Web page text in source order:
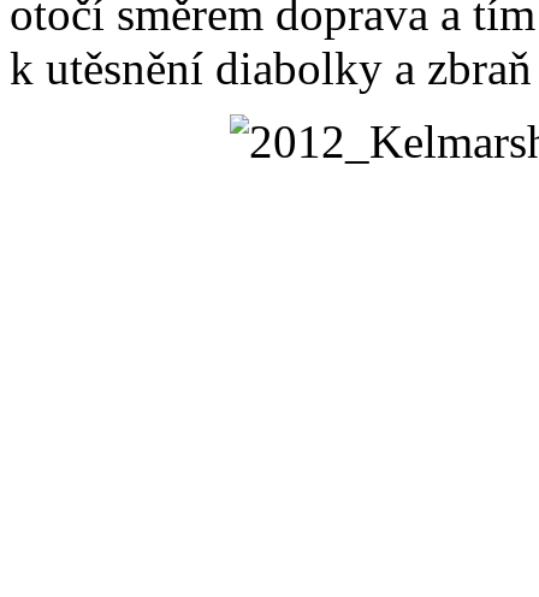
otočí směrem doprava a
k utěsnění diabolky a